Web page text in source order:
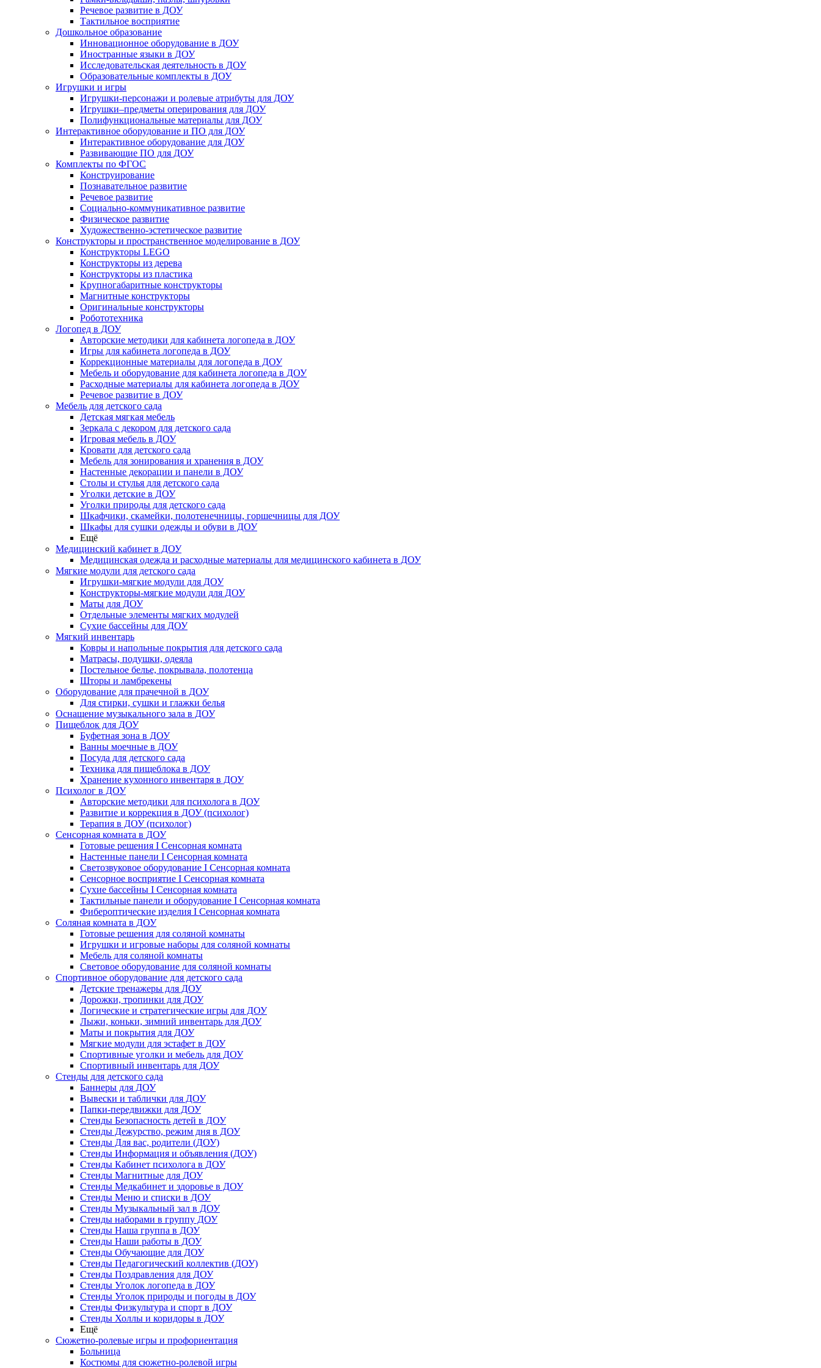
Речевое развитие в ДОУ
Тактильное восприятие
Дошкольное образование
Инновационное оборудование в ДОУ
Иностранные языки в ДОУ
Исследовательская деятельность в ДОУ
Образовательные комплекты в ДОУ
Игрушки и игры
Игрушки-персонажи и ролевые атрибуты для ДОУ
Игрушки–предметы оперирования для ДОУ
Полифункциональные материалы для ДОУ
Интерактивное оборудование и ПО для ДОУ
Интерактивное оборудование для ДОУ
Развивающие ПО для ДОУ
Комплекты по ФГОС
Конструирование
Познавательное развитие
Речевое развитие
Социально-коммуникативное развитие
Физическое развитие
Художественно-эстетическое развитие
Конструкторы и пространственное моделирование в ДОУ
Конструкторы LEGO
Конструкторы из дерева
Конструкторы из пластика
Крупногабаритные конструкторы
Магнитные конструкторы
Оригинальные конструкторы
Робототехника
Логопед в ДОУ
Авторские методики для кабинета логопеда в ДОУ
Игры для кабинета логопеда в ДОУ
Коррекционные материалы для логопеда в ДОУ
Мебель и оборудование для кабинета логопеда в ДОУ
Расходные материалы для кабинета логопеда в ДОУ
Речевое развитие в ДОУ
Мебель для детского сада
Детская мягкая мебель
Зеркала с декором для детского сада
Игровая мебель в ДОУ
Кровати для детского сада
Мебель для зонирования и хранения в ДОУ
Настенные декорации и панели в ДОУ
Столы и стулья для детского сада
Уголки детские в ДОУ
Уголки природы для детского сада
Шкафчики, скамейки, полотенечницы, горшечницы для ДОУ
Шкафы для сушки одежды и обуви в ДОУ
Ещё
Медицинский кабинет в ДОУ
Медицинская одежда и расходные материалы для медицинского кабинета в ДОУ
Мягкие модули для детского сада
Игрушки-мягкие модули для ДОУ
Конструкторы-мягкие модули для ДОУ
Маты для ДОУ
Отдельные элементы мягких модулей
Сухие бассейны для ДОУ
Мягкий инвентарь
Ковры и напольные покрытия для детского сада
Матрасы, подушки, одеяла
Постельное белье, покрывала, полотенца
Шторы и ламбрекены
Оборудование для прачечной в ДОУ
Для стирки, сушки и глажки белья
Оснащение музыкального зала в ДОУ
Пищеблок для ДОУ
Буфетная зона в ДОУ
Ванны моечные в ДОУ
Посуда для детского сада
Техника для пищеблока в ДОУ
Хранение кухонного инвентаря в ДОУ
Психолог в ДОУ
Авторские методики для психолога в ДОУ
Развитие и коррекция в ДОУ (психолог)
Терапия в ДОУ (психолог)
Сенсорная комната в ДОУ
Готовые решения I Сенсорная комната
Настенные панели I Сенсорная комната
Светозвуковое оборудование I Сенсорная комната
Сенсорное восприятие I Сенсорная комната
Сухие бассейны I Сенсорная комната
Тактильные панели и оборудование I Сенсорная комната
Фибероптические изделия I Сенсорная комната
Соляная комната в ДОУ
Готовые решения для соляной комнаты
Игрушки и игровые наборы для соляной комнаты
Мебель для соляной комнаты
Световое оборудование для соляной комнаты
Спортивное оборудование для детского сада
Детские тренажеры для ДОУ
Дорожки, тропинки для ДОУ
Логические и стратегические игры для ДОУ
Лыжи, коньки, зимний инвентарь для ДОУ
Маты и покрытия для ДОУ
Мягкие модули для эстафет в ДОУ
Спортивные уголки и мебель для ДОУ
Спортивный инвентарь для ДОУ
Стенды для детского сада
Баннеры для ДОУ
Вывески и таблички для ДОУ
Папки-передвижки для ДОУ
Стенды Безопасность детей в ДОУ
Стенды Дежурство, режим дня в ДОУ
Стенды Для вас, родители (ДОУ)
Стенды Информация и объявления (ДОУ)
Стенды Кабинет психолога в ДОУ
Стенды Магнитные для ДОУ
Стенды Медкабинет и здоровье в ДОУ
Стенды Меню и списки в ДОУ
Стенды Музыкальный зал в ДОУ
Стенды наборами в группу ДОУ
Стенды Наша группа в ДОУ
Стенды Наши работы в ДОУ
Стенды Обучающие для ДОУ
Стенды Педагогический коллектив (ДОУ)
Стенды Поздравления для ДОУ
Стенды Уголок логопеда в ДОУ
Стенды Уголок природы и погоды в ДОУ
Стенды Физкультура и спорт в ДОУ
Стенды Холлы и коридоры в ДОУ
Ещё
Сюжетно-ролевые игры и профориентация
Больница
Костюмы для сюжетно-ролевой игры